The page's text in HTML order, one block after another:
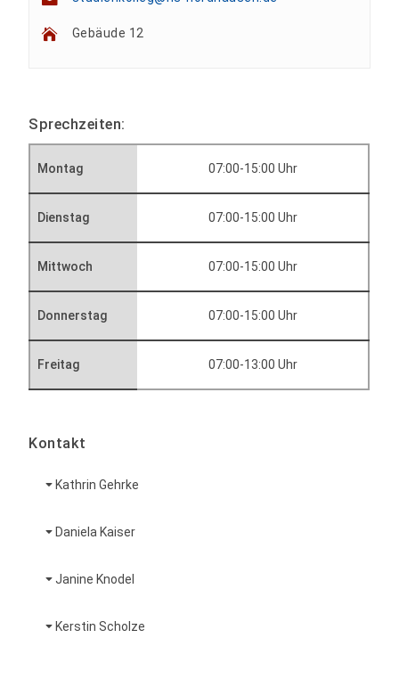
Gebäude 12
Sprechzeiten:
Montag 07:00-15:00 Uhr
Dienstag 07:00-15:00 Uhr
Mittwoch 07:00-15:00 Uhr
Donnerstag 07:00-15:00 Uhr
Freitag 07:00-13:00 Uhr
Kontakt
Kathrin Gehrke
Daniela Kaiser
Janine Knodel
Kerstin Scholze